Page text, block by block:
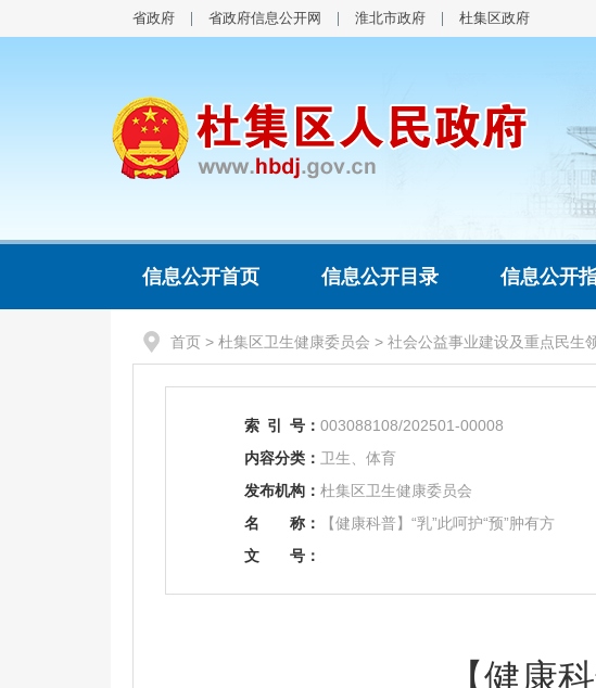
省政府 省政府信息公开网 淮北市政府 杜集区政府
信息公开首页 信息公开目录 信息公开
首页 > 杜集区卫生健康委员会 > 社会公益事业建设及重点民生
索 引 号： 003088108/202501-00008
内容分类： 卫生、体育
发布机构： 杜集区卫生健康委员会
名
称：
【健康科普】“乳”此呵护“预”肿有方
文
号：
【健康